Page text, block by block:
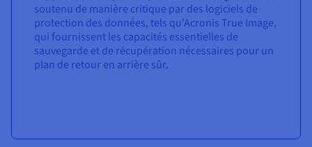
soutenu de manière critique par des logiciels de
protection des données, tels qu'Acronis True Image,
qui fournissent les capacités essentielles de
sauvegarde et de récupération nécessaires pour un
plan de retour en arrière sûr.